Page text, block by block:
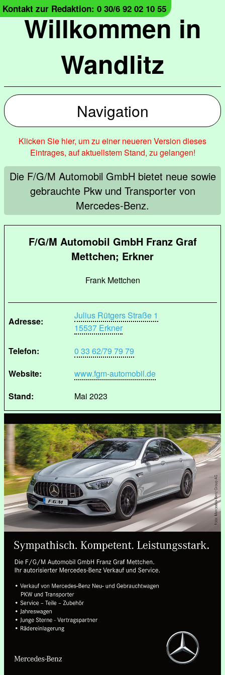
Willkommen in
Wandlitz
Kontakt zur Redaktion: 0 30/6 92 02 10 55
Navigation
Klicken Sie hier, um zu einer neueren Version dieses
Eintrages, auf aktuellstem Stand, zu gelangen!
Die F/G/M Automobil GmbH bietet neue sowie
gebrauchte Pkw und Transporter von
Mercedes-Benz.
F/G/M Automobil GmbH Franz Graf
Mettchen; Erkner
Frank Mettchen
Adresse:
Julius Rütgers Straße 1
15537 Erkner
Telefon:
0 33 62/79 79 79
Website:
www.fgm-automobil.de
Stand:
Mai 2023